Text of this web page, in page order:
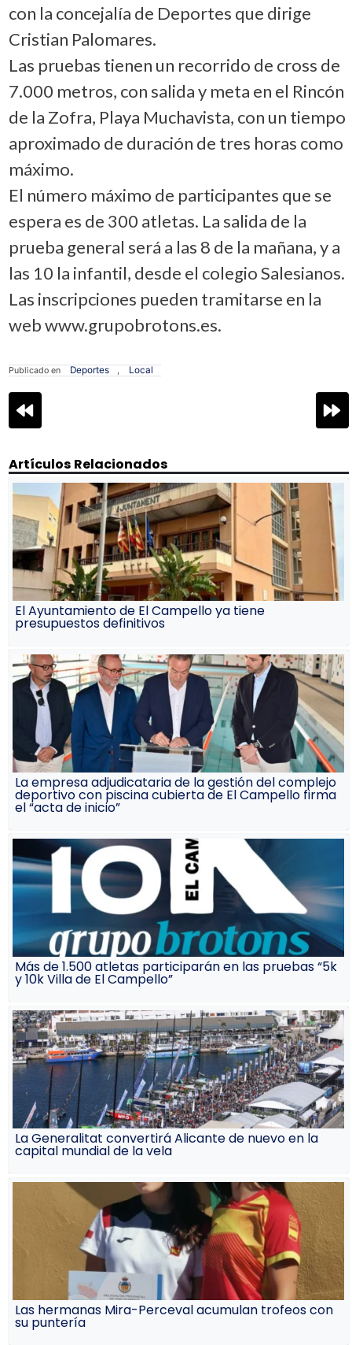
con la concejalía de Deportes que dirige
Cristian Palomares.
Las pruebas tienen un recorrido de cross de
7.000 metros, con salida y meta en el Rincón
de la Zofra, Playa Muchavista, con un tiempo
aproximado de duración de tres horas como
máximo.
El número máximo de participantes que se
espera es de 300 atletas. La salida de la
prueba general será a las 8 de la mañana, y a
las 10 la infantil, desde el colegio Salesianos.
Las inscripciones pueden tramitarse en la
web www.grupobrotons.es.
Publicado en Deportes , Local
Navegación
de
Artículos Relacionados
El Ayuntamiento de El Campello ya tiene
presupuestos definitivos
La empresa adjudicataria de la gestión del complejo
deportivo con piscina cubierta de El Campello firma
el “acta de inicio”
Más de 1.500 atletas participarán en las pruebas “5k
y 10k Villa de El Campello”
La Generalitat convertirá Alicante de nuevo en la
capital mundial de la vela
Las hermanas Mira-Perceval acumulan trofeos con
su puntería